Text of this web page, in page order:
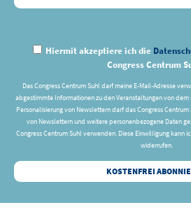
Hiermit akzeptiere ich die
Congress Centrum
Das Congress Centrum Suhl darf meine E-Mail-Adresse
abgestimmte Informationen zu den Veranstaltungen von dem
Personalisierung von Newslettern darf das Congress
von Newslettern und weitere personenbezogene Daten
Congress Centrum Suhl verwenden. Diese Einwilligung kann
widerrufen.